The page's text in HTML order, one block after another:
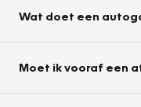
Wat doet een
Moet ik vooraf een